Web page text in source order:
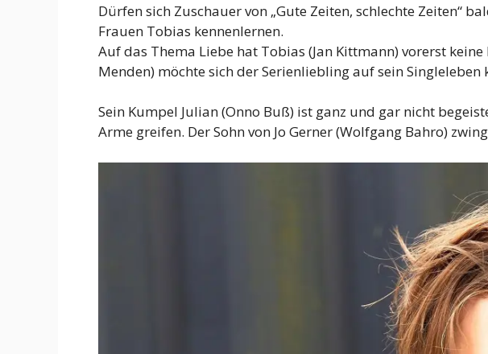
Dürfen sich Zuschauer von „Gute Zeiten, schlechte Zeiten“
Frauen Tobias kennenlernen.
Auf das Thema Liebe hat Tobias (Jan Kittmann) vorerst
Menden) möchte sich der Serienliebling auf sein Singleleben
Sein Kumpel Julian (Onno Buß) ist ganz und gar nicht
Arme greifen. Der Sohn von Jo Gerner (Wolfgang Bahro)